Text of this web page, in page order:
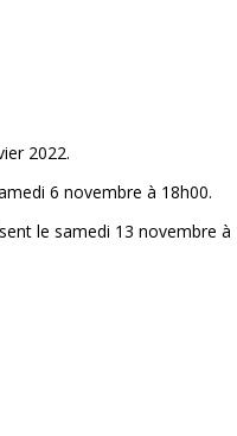
2022.
6 novembre à 18h00.
le samedi 13 novembre à